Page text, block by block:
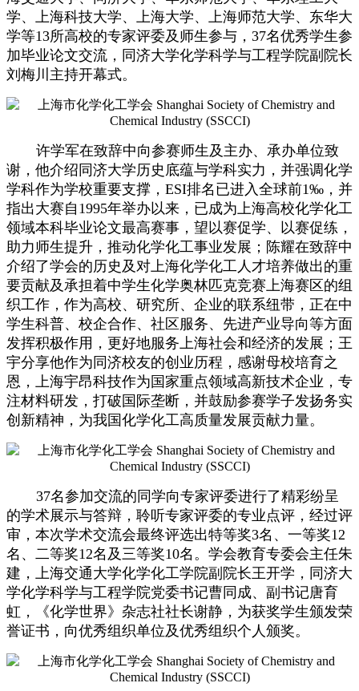
学、上海科技大学、上海大学、上海师范大学、东华大
学等13所高校的专家评委及师生参与，37名优秀学生参
加毕业论文交流，同济大学化学科学与工程学院副院长
刘梅川主持开幕式。
许学军在致辞中向参赛师生及主办、承办单位致
谢，他介绍同济大学历史底蕴与学科实力，并强调化学
学科作为学校重要支撑，ESI排名已进入全球前1‰，并
指出大赛自1995年举办以来，已成为上海高校化学化工
领域本科毕业论文最高赛事，望以赛促学、以赛促练，
助力师生提升，推动化学化工事业发展；陈耀在致辞中
介绍了学会的历史及对上海化学化工人才培养做出的重
要贡献及承担着中学生化学奥林匹克竞赛上海赛区的组
织工作，作为高校、研究所、企业的联系纽带，正在中
学生科普、校企合作、社区服务、先进产业导向等方面
发挥积极作用，更好地服务上海社会和经济的发展；王
宇分享他作为同济校友的创业历程，感谢母校培育之
恩，上海宇昂科技作为国家重点领域高新技术企业，专
注材料研发，打破国际垄断，并鼓励参赛学子发扬务实
创新精神，为我国化学化工高质量发展贡献力量。
37名参加交流的同学向专家评委进行了精彩纷呈
的学术展示与答辩，聆听专家评委的专业点评，经过评
审，本次学术交流会最终评选出特等奖3名、一等奖12
名、二等奖12名及三等奖10名。学会教育专委会主任朱
建，上海交通大学化学化工学院副院长王开学，同济大
学化学科学与工程学院党委书记曹同成、副书记唐育
虹，《化学世界》杂志社社长谢静，为获奖学生颁发荣
誉证书，向优秀组织单位及优秀组织个人颁奖。